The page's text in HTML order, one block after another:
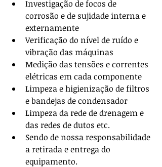
Investigação de focos de
corrosão e de sujidade interna e
externamente
Verificação do nível de ruído e
vibração das máquinas
Medição das tensões e correntes
elétricas em cada componente
Limpeza e higienização de filtros
e bandejas de condensador
Limpeza da rede de drenagem e
das redes de dutos etc.
Sendo de nossa responsabilidade
a retirada e entrega do
equipamento.